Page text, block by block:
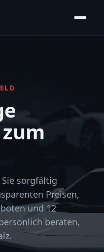
sorgfältig
Preisen,
und 12
beraten,